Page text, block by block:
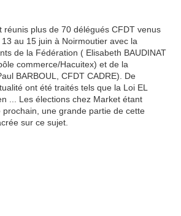
réunis plus de 70 délégués CFDT venus
au 15 juin à Noirmoutier avec la
de la Fédération ( Elisabeth BAUDINAT
commerce/Hacuitex) et de la
BARBOUL, CFDT CADRE). De
ont été traités tels que la Loi EL
... Les élections chez Market étant
prochain, une grande partie de cette
sur ce sujet.